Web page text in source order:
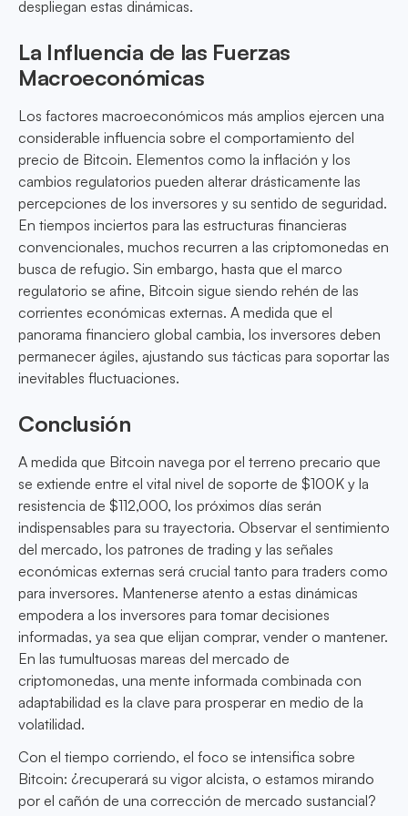
despliegan estas dinámicas.
La Influencia de las Fuerzas
Macroeconómicas
Los factores macroeconómicos más amplios ejercen una
considerable influencia sobre el comportamiento del
precio de Bitcoin. Elementos como la inflación y los
cambios regulatorios pueden alterar drásticamente las
percepciones de los inversores y su sentido de seguridad.
En tiempos inciertos para las estructuras financieras
convencionales, muchos recurren a las criptomonedas en
busca de refugio. Sin embargo, hasta que el marco
regulatorio se afine, Bitcoin sigue siendo rehén de las
corrientes económicas externas. A medida que el
panorama financiero global cambia, los inversores deben
permanecer ágiles, ajustando sus tácticas para soportar las
inevitables fluctuaciones.
Conclusión
A medida que Bitcoin navega por el terreno precario que
se extiende entre el vital nivel de soporte de $100K y la
resistencia de $112,000, los próximos días serán
indispensables para su trayectoria. Observar el sentimiento
del mercado, los patrones de trading y las señales
económicas externas será crucial tanto para traders como
para inversores. Mantenerse atento a estas dinámicas
empodera a los inversores para tomar decisiones
informadas, ya sea que elijan comprar, vender o mantener.
En las tumultuosas mareas del mercado de
criptomonedas, una mente informada combinada con
adaptabilidad es la clave para prosperar en medio de la
volatilidad.
Con el tiempo corriendo, el foco se intensifica sobre
Bitcoin: ¿recuperará su vigor alcista, o estamos mirando
por el cañón de una corrección de mercado sustancial?